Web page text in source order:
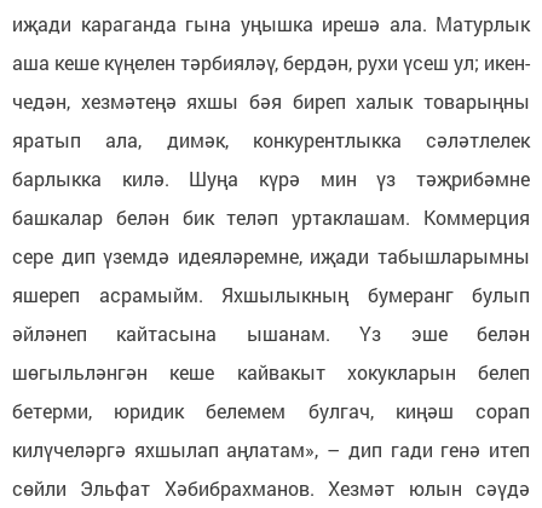
иҗади караганда гына уңышка ирешә ала. Матурлык
аша кеше күңелен тәрбияләү, бердән, рухи үсеш ул; икен-
чедән, хезмәтеңә яхшы бәя биреп халык товарыңны
яратып ала, димәк, конкурентлыкка сәләтлелек
барлыкка килә. Шуңа күрә мин үз тәҗрибәмне
башкалар белән бик теләп уртаклашам. Коммерция
сере дип үземдә идеяләремне, иҗади табышларымны
яшереп асрамыйм. Яхшылыкның бумеранг булып
әйләнеп кайтасына ышанам. Үз эше белән
шөгыльләнгән кеше кайвакыт хокукларын белеп
бетерми, юридик белемем булгач, киңәш сорап
килүчеләргә яхшылап аңлатам», – дип гади генә итеп
сөйли Эльфат Хәбибрахманов. Хезмәт юлын сәүдә